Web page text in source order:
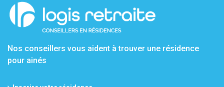
Nos conseillers vous aident à trouver une résidence
pour ainés